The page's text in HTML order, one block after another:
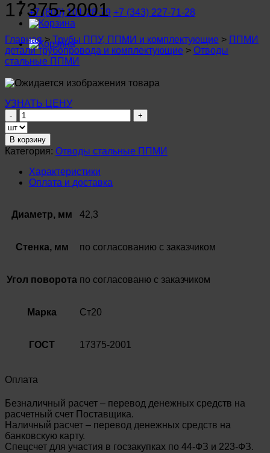
+7 (800) 101-28-79 +7 (343) 227-71-28
17375-2001
Главная >Трубы ППУ, ППМИ и комплектующие > ППМИ
детали трубопровода и комплектующие > Отводы
стальные ППМИ
УЗНАТЬ ЦЕНУ
Количество
товара
Отвод
стальной
ø
42,3
мм
(Ду32)
Ст20
2001
В корзину
Категория: Отводы стальные ППМИ
Характеристики
Оплата и доставка
Диаметр, мм 42,3
Стенка, мм по согласованию с заказчиком
Угол поворота по согласованю с заказчиком
Марка Ст20
ГОСТ 17375-2001
Оплата
Безналичный расчет – перевод денежных средств на
расчетный счет Поставщика.
Наличный расчет – перевод денежных средств на
банковскую карту.
Спецсчет для участия в госзакупках по 44-ФЗ и 223-ФЗ.